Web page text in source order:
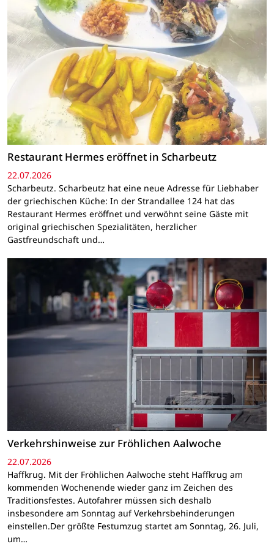
Restaurant Hermes eröffnet in Scharbeutz
22.07.2026
Scharbeutz. Scharbeutz hat eine neue Adresse für Liebhaber
der griechischen Küche: In der Strandallee 124 hat das
Restaurant Hermes eröffnet und verwöhnt seine Gäste mit
original griechischen Spezialitäten, herzlicher
Gastfreundschaft und…
Verkehrshinweise zur Fröhlichen Aalwoche
22.07.2026
Haffkrug. Mit der Fröhlichen Aalwoche steht Haffkrug am
kommenden Wochenende wieder ganz im Zeichen des
Traditionsfestes. Autofahrer müssen sich deshalb
insbesondere am Sonntag auf Verkehrsbehinderungen
einstellen.Der größte Festumzug startet am Sonntag, 26. Juli,
um…